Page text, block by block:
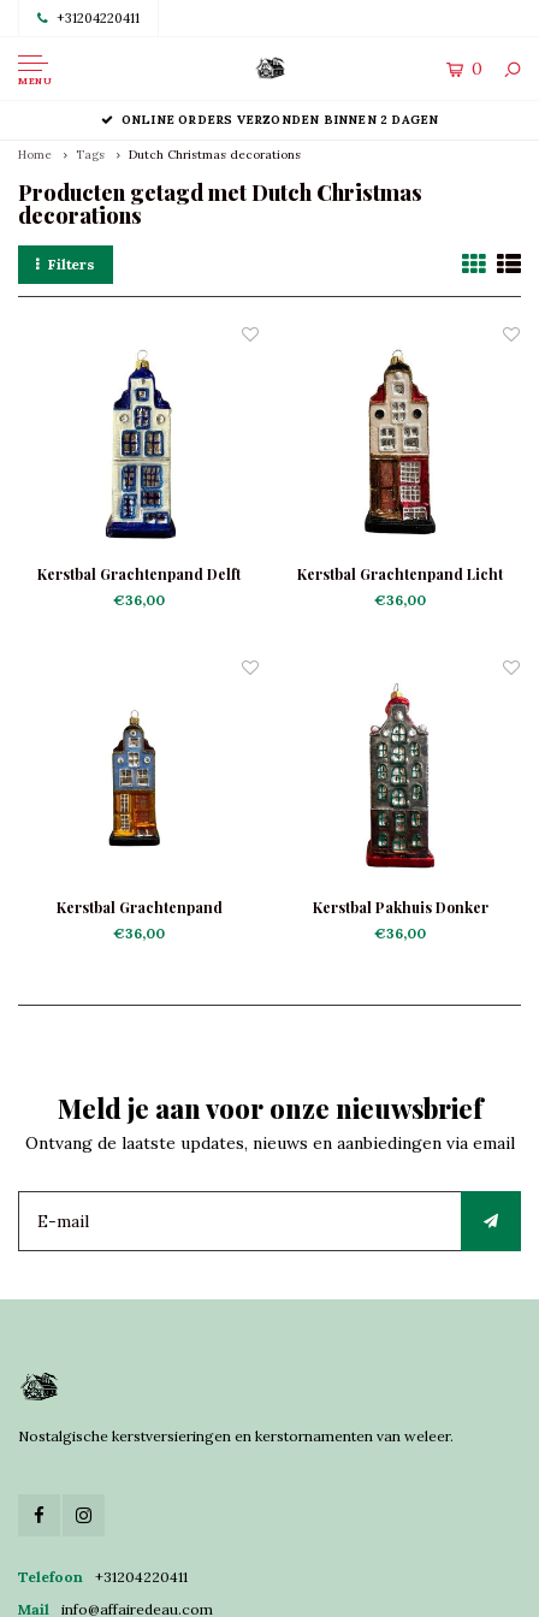
+31204220411
MENU
0
ONLINE ORDERS VERZONDEN BINNEN 2 DAGEN
Home Tags Dutch Christmas decorations
Producten getagd met Dutch Christmas
decorations
Filters
Kerstbal Grachtenpand Delft
€36,00
Kerstbal Grachtenpand Licht
€36,00
Kerstbal Grachtenpand
Lichtblauw
€36,00
Kerstbal Pakhuis Donker
€36,00
Meld je aan voor onze nieuwsbrief
Ontvang de laatste updates, nieuws en aanbiedingen via email
Nostalgische kerstversieringen en kerstornamenten van weleer.
Telefoon
+31204220411
Mail
info@affairedeau.com